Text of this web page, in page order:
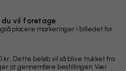
vil foretage
placere markeringer i billedet for
kr.. Dette beløb vil så blive trukket fra
at gennemføre bestillingen. Vær